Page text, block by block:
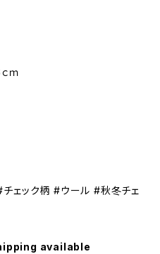
ｍ
ェック柄 #ウール #秋冬チェ
available